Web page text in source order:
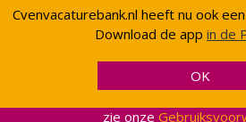
Cvenvacaturebank.nl heeft nu ook
Download de app in de
Cvenvacaturebank.nl gebruikt
Google om uw gebruik van onze
te analyseren. Op deze manier
en effectiviteit aanpassen, zodat
zie onze